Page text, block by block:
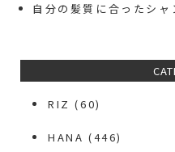
自分の髪質に合ったシャ
RIZ (60)
HANA (446)